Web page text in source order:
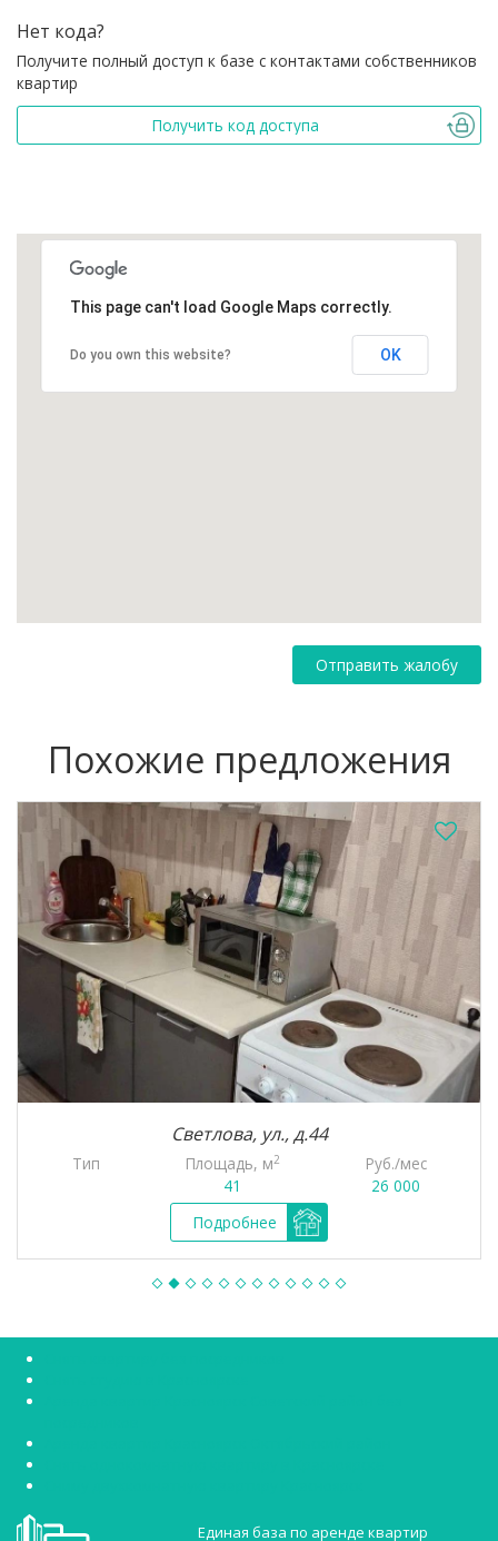
Нет кода?
Получите полный доступ к базе с контактами собственников
квартир
Получить код доступа
This page can't load Google Maps correctly.
Do you own this website? OK
Отправить жалобу
Похожие предложения
Светлова, ул., д.44
Тип Площадь, м2
41
Руб./мес
26 000
Подробнее
Единая база по аренде квартир